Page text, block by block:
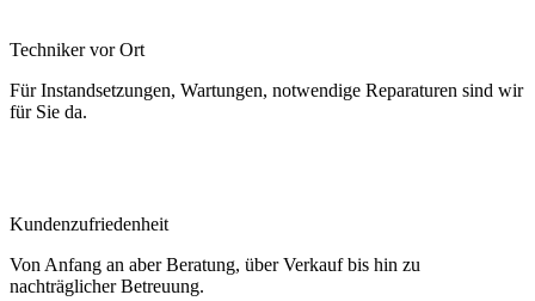
Techniker vor Ort
Für Instandsetzungen, Wartungen, notwendige Reparaturen sind wir
für Sie da.
Kundenzufriedenheit
Von Anfang an aber Beratung, über Verkauf bis hin zu
nachträglicher Betreuung.